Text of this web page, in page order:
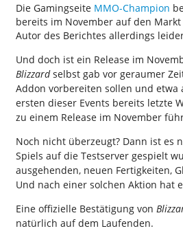
Die Gamingseite MMO-Champion
bereits im November auf den
Autor des Berichtes allerdings
Und doch ist ein Release im
Blizzardselbst gab vor geraumer
Addon vorbereiten sollen und
ersten dieser Events bereits letzte
zu einem Release im November
Noch nicht überzeugt? Dann ist es
Spiels auf die Testserver gespielt
ausgehenden, neuen Fertigkeiten,
Und nach einer solchen Aktion hat
Eine offizielle Bestätigung von
natürlich auf dem Laufenden.